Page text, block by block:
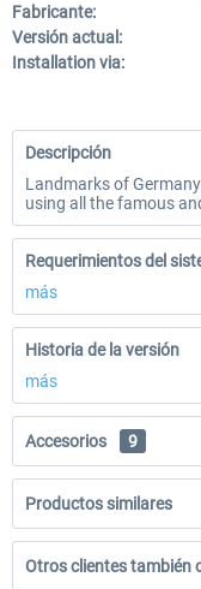
Fabricante:
Versión actual:
Installation via:
Descripción
Landmarks of
using all the famous
Requerimientos del
más
Historia de la versión
más
Accesorios 9
Productos similares
Otros clientes también